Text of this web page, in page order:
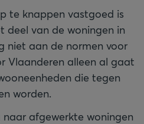
te knappen vastgoed is
deel van de woningen in
niet aan de normen voor
Vlaanderen alleen al gaat
die tegen
worden.
afgewerkte woningen